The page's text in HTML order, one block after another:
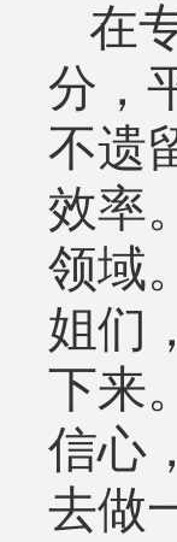
在
分，
不遗
效率
领域
姐们
下来
信心
去做